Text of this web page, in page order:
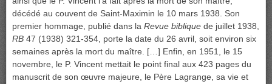
décédé au couvent de Saint-Maximin le 10 mars 1938. Son
premier hommage, publié dans la Revue biblique de juillet 1938,
RB 47 (1938) 321-354, porte la date du 26 avril, soit environ six
semaines après la mort du maître. […] Enfin, en 1951, le 15
novembre, le P. Vincent mettait le point final aux 423 pages du
manuscrit de son œuvre majeure, le Père Lagrange, sa vie et